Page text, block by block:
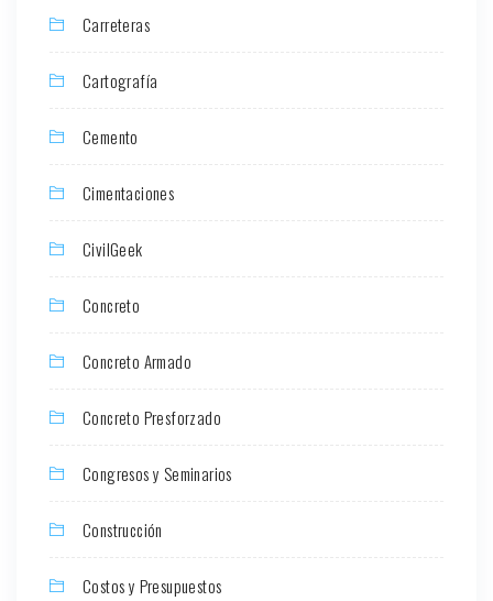
Carreteras
Cartografía
Cemento
Cimentaciones
CivilGeek
Concreto
Concreto Armado
Concreto Presforzado
Congresos y Seminarios
Construcción
Costos y Presupuestos